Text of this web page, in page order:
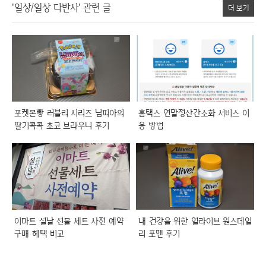
'일상/일상 다반사' 관련 글 더 보기
포켓몬빵 러블리 시리즈 님피아의
딸기콕콕 초코 브라우니 후기
홈택스 연말정산간소화 서비스 이
용 방법
이마트 설날 선물 세트 사전 예약
구매 혜택 비교
내 건강을 위한 얼라이브 원스데일
리 포맨 후기